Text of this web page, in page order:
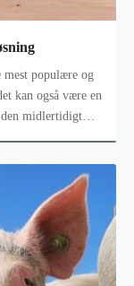
populære og
kan også være en
midlertidigt